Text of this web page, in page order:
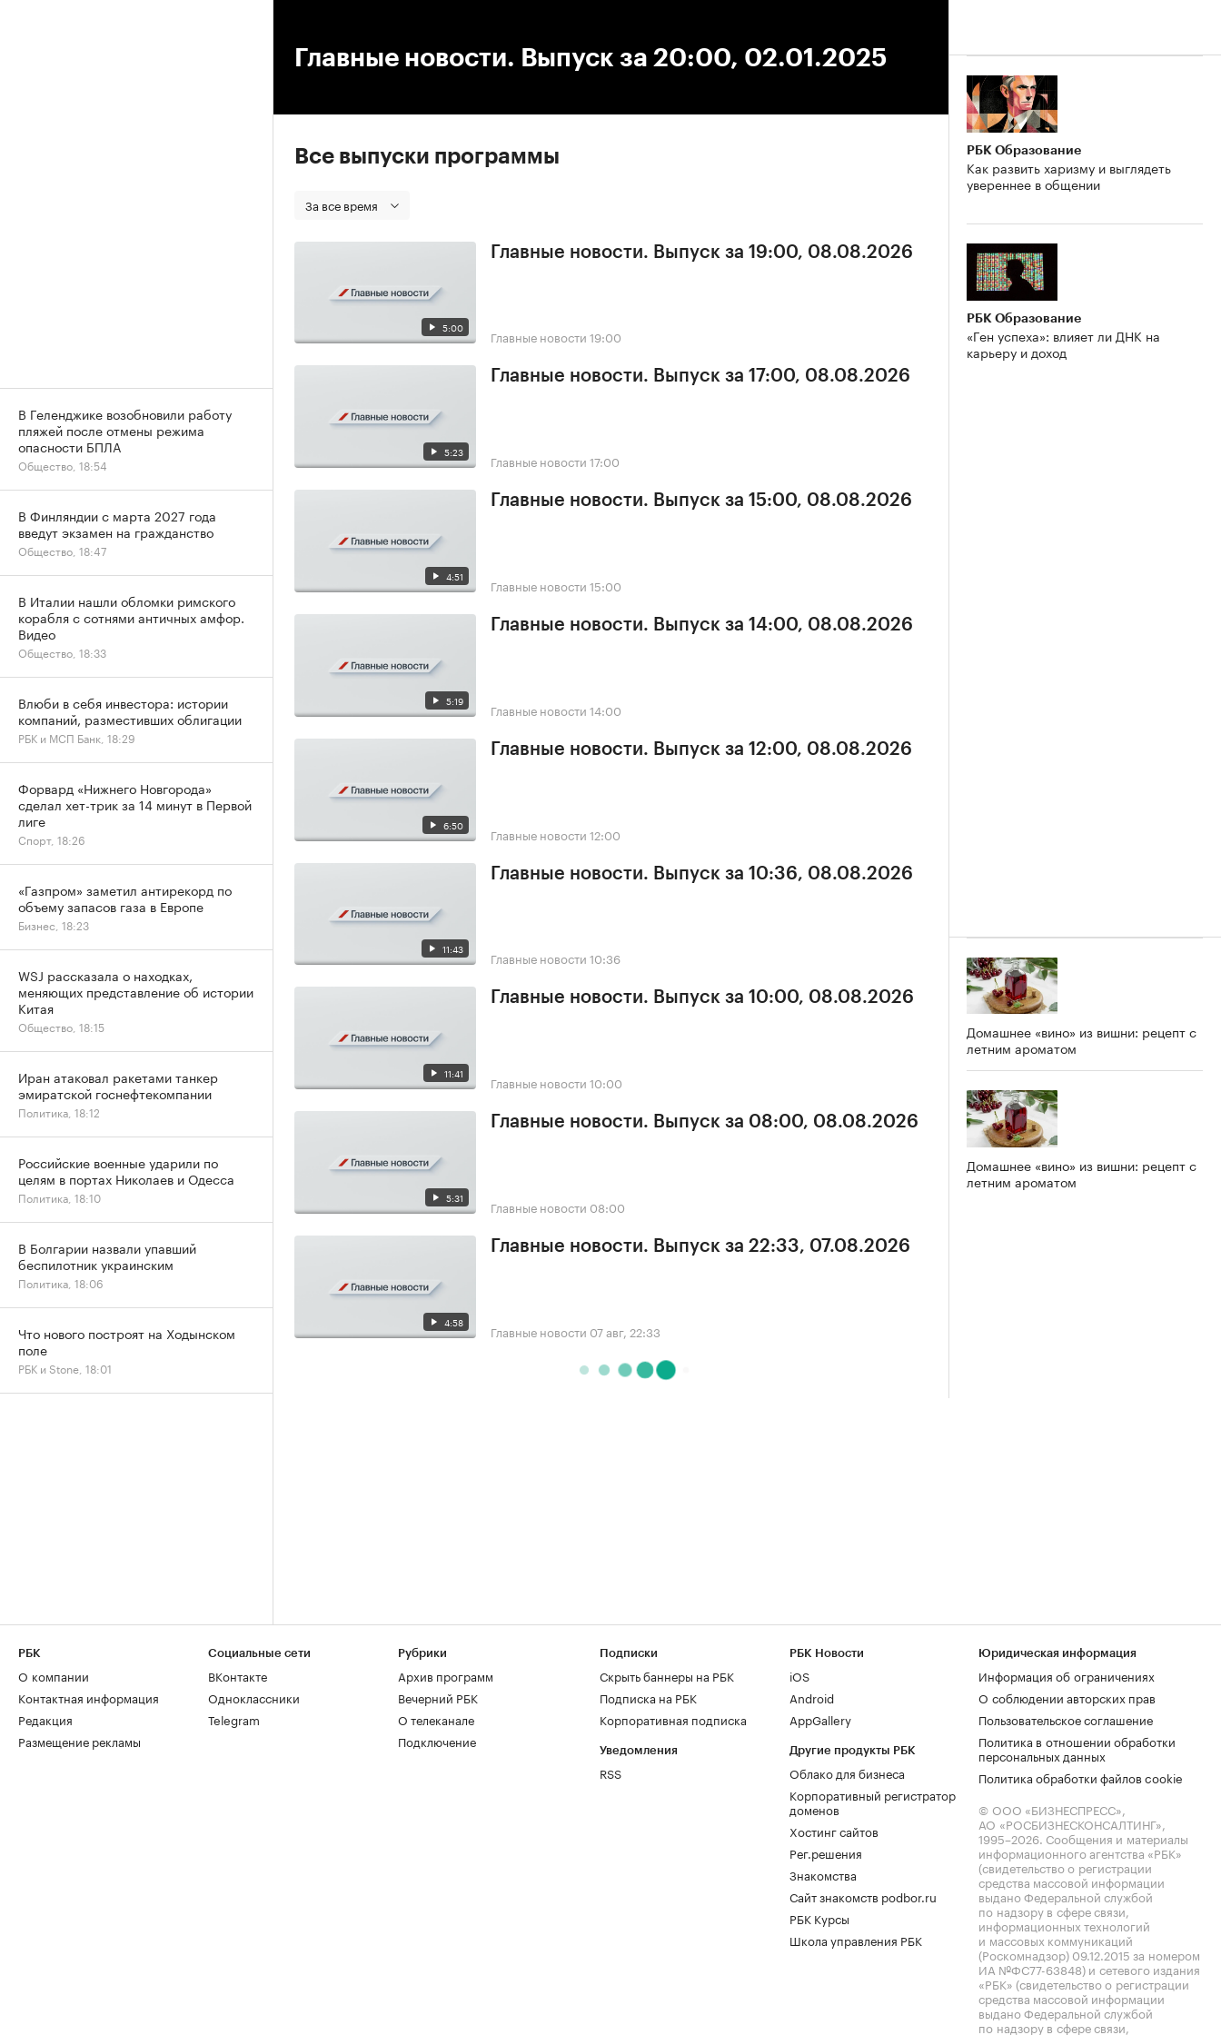
Главные новости. Выпуск за 20:00, 02.01.2025
Все выпуски программы
За все время
5:00
Главные новости. Выпуск за 19:00, 08.08.2026
Главные новости 19:00
5:23
Главные новости. Выпуск за 17:00, 08.08.2026
Главные новости 17:00
4:51
Главные новости. Выпуск за 15:00, 08.08.2026
Главные новости 15:00
5:19
Главные новости. Выпуск за 14:00, 08.08.2026
Главные новости 14:00
6:50
Главные новости. Выпуск за 12:00, 08.08.2026
Главные новости 12:00
11:43
Главные новости. Выпуск за 10:36, 08.08.2026
Главные новости 10:36
11:41
Главные новости. Выпуск за 10:00, 08.08.2026
Главные новости 10:00
5:31
Главные новости. Выпуск за 08:00, 08.08.2026
Главные новости 08:00
4:58
Главные новости. Выпуск за 22:33, 07.08.2026
Главные новости 07 авг, 22:33
РБК Образование
Как развить харизму и выглядеть
увереннее в общении
РБК Образование
«Ген успеха»: влияет ли ДНК на
карьеру и доход
Домашнее «вино» из вишни: рецепт с
летним ароматом
Домашнее «вино» из вишни: рецепт с
летним ароматом
В Геленджике возобновили работу
пляжей после отмены режима
опасности БПЛА
Общество, 18:54
В Финляндии с марта 2027 года
введут экзамен на гражданство
Общество, 18:47
В Италии нашли обломки римского
корабля с сотнями античных амфор.
Видео
Общество, 18:33
Влюби в себя инвестора: истории
компаний, разместивших облигации
РБК и МСП Банк, 18:29
Форвард «Нижнего Новгорода»
сделал хет-трик за 14 минут в Первой
лиге
Спорт, 18:26
«Газпром» заметил антирекорд по
объему запасов газа в Европе
Бизнес, 18:23
WSJ рассказала о находках,
меняющих представление об истории
Китая
Общество, 18:15
Иран атаковал ракетами танкер
эмиратской госнефтекомпании
Политика, 18:12
Российские военные ударили по
целям в портах Николаев и Одесса
Политика, 18:10
В Болгарии назвали упавший
беспилотник украинским
Политика, 18:06
Что нового построят на Ходынском
поле
РБК и Stone, 18:01
РБК
О компании
Контактная информация
Редакция
Размещение рекламы
Социальные сети
ВКонтакте
Одноклассники
Telegram
Рубрики
Архив программ
Вечерний РБК
О телеканале
Подключение
Подписки
Скрыть баннеры на РБК
Подписка на РБК
Корпоративная подписка
Уведомления
RSS
РБК Новости
iOS
Android
AppGallery
Другие продукты РБК
Облако для бизнеса
Корпоративный регистратор
доменов
Хостинг сайтов
Рег.решения
Знакомства
Сайт знакомств podbor.ru
РБК Курсы
Школа управления РБК
Юридическая информация
Информация об ограничениях
О соблюдении авторских прав
Пользовательское соглашение
Политика в отношении обработки
персональных данных
Политика обработки файлов cookie
© ООО «БИЗНЕСПРЕСС»,
АО «РОСБИЗНЕСКОНСАЛТИНГ»,
1995–2026. Сообщения и материалы
информационного агентства «РБК»
(свидетельство о регистрации
средства массовой информации
выдано Федеральной службой
по надзору в сфере связи,
информационных технологий
и массовых коммуникаций
(Роскомнадзор) 09.12.2015 за номером
ИА №ФС77-63848) и сетевого издания
«РБК» (свидетельство о регистрации
средства массовой информации
выдано Федеральной службой
по надзору в сфере связи,